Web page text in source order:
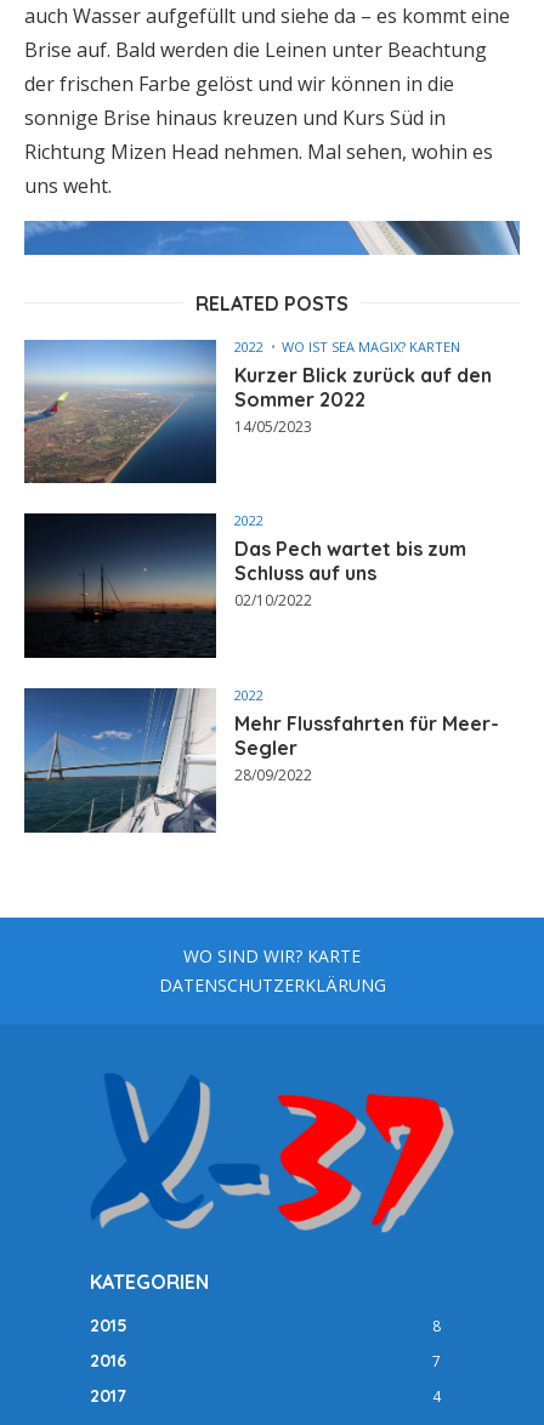
auch Wasser aufgefüllt und siehe da – es kommt eine
Brise auf. Bald werden die Leinen unter Beachtung
der frischen Farbe gelöst und wir können in die
sonnige Brise hinaus kreuzen und Kurs Süd in
Richtung Mizen Head nehmen. Mal sehen, wohin es
uns weht.
RELATED POSTS
2022 WO IST SEA MAGIX? KARTEN
Kurzer Blick zurück auf den
Sommer 2022
14/05/2023
2022
Das Pech wartet bis zum
Schluss auf uns
02/10/2022
2022
Mehr Flussfahrten für Meer-
Segler
28/09/2022
WO SIND WIR? KARTE
DATENSCHUTZERKLÄRUNG
KATEGORIEN
2015 8
2016 7
2017 4